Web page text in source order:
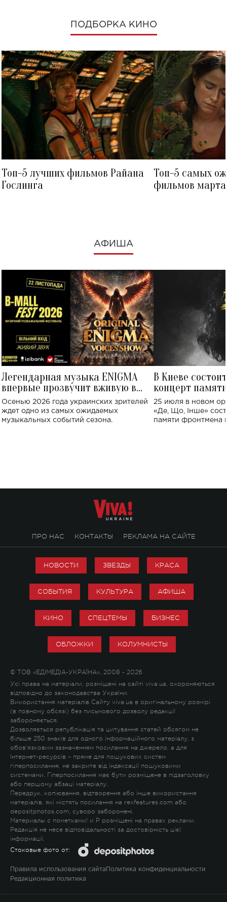
ПОДБОРКА КИНО
Топ-5 лучших фильмов Райана
Гослинга
Топ-5 самых
фильмов
АФИША
Легендарная музыка ENIGMA
впервые прозвучит вживую в
Украине: где состоится концерт
Осенью 2026 года украинских зрителей
ждет одно из самых ожидаемых
музыкальных событий сезона.
В Киеве
концерт
Клименко:
исполнят песни
25 июля в новом
«Де, Що, Інше»
памяти фронтмена
ПРО НАС КОНТАКТЫ РЕКЛАМА НА САЙТЕ
НОВОСТИ ЗВЕЗДЫ КРАСА
СОБЫТИЯ КУЛЬТУРА АФИША
КИНО СПЕЦТЕМЫ БИЗНЕС
ОБЛОЖКИ КОЛУМНИСТЫ
© ТОВ «ЕДІМЕДІА-УКРАЇНА», 2008 - 2026
Усі права на матеріали, розміщені на сайті viva.ua, охороняються
відповідно до законодавства України.
Використання матеріалів Сайту viva.ua в оригінальному розмірі
(в повному обсязі) без письмового дозволу редакції
забороняється.
Дозволяється републікація та цитування статей обсягом не
більше 250 знаків для одного інформаційного матеріалу, з
обов'язковим зазначенням посилання на джерело, а для
Інтернет-ресурсів – пряме для пошукових систем
гіперпосилання, не закрите від індексації пошуковими
системами. Гіперпосилання має бути розміщене в підзаголовку
або першому абзаці матеріалу.
Передрук, копіювання, відтворення або інше використання
матеріалів, які містять посилання на rexfeatures.com або
depositphotos.com, суворо заборонені.
Материалы с пометками! и P розміщені на правах реклами.
Редакція не несе відповідальності за достовірність цієї
інформації.
Стоковые фото от:
Правила использования сайта Политика конфиденциальности
Редакционная политика